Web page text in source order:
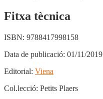
Fitxa tècnica
ISBN: 9788417998158
Data de publicació: 01/11/2019
Editorial: Viena
Col.lecció: Petits Plaers